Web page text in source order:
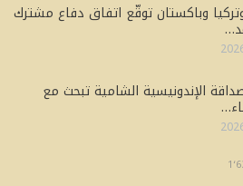
وباكستان توقّع اتفاق دفاع مشترك
الإندونيسية الشامية تبحث مع